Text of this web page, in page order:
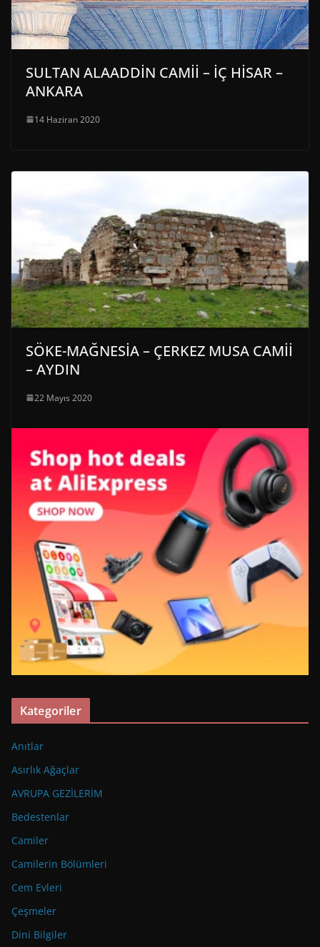
SULTAN ALAADDİN CAMİİ – İÇ HİSAR –
ANKARA
14 Haziran 2020
SÖKE-MAĞNESİA – ÇERKEZ MUSA CAMİİ
– AYDIN
22 Mayıs 2020
Kategoriler
Anıtlar
Asırlık Ağaçlar
AVRUPA GEZİLERİM
Bedestenlar
Camiler
Camilerin Bölümleri
Cem Evleri
Çeşmeler
Dini Bilgiler